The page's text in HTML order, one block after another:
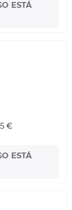
ESTÁ
€
ESTÁ